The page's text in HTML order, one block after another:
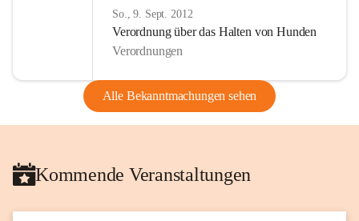
So., 9. Sept. 2012
Verordnung über das Halten von Hunden
Verordnungen
Alle Bekanntmachungen sehen
Kommende Veranstaltungen